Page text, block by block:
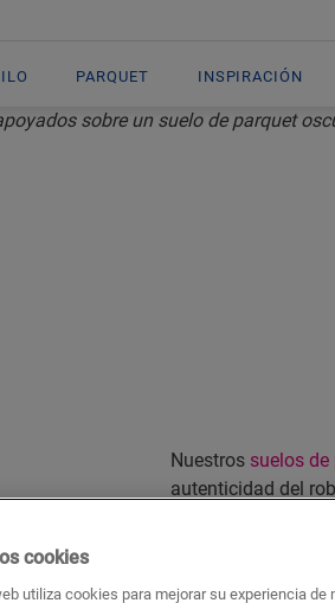
PARQUET INSPIRACIÓN
alto
Nuestros suelos de
autenticidad del
de mantener,
oscuro en toda la
cookies
utiliza cookies para mejorar su experiencia